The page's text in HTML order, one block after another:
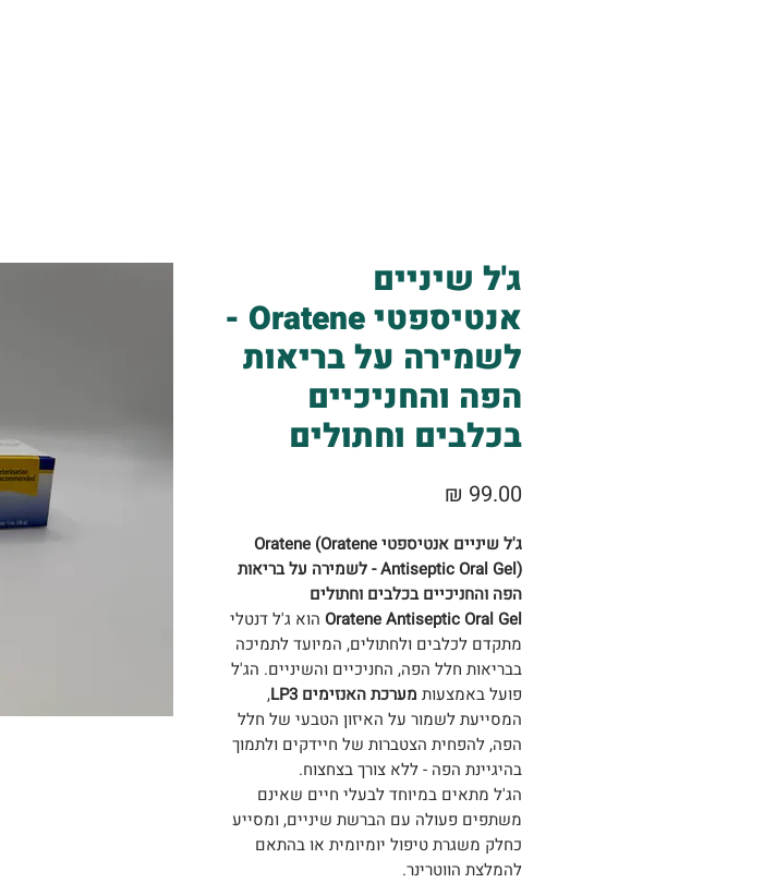
ג'ל שיניים
אנטיספטי Oratene -
לשמירה על בריאות
הפה והחניכיים
בכלבים וחתולים
ג'ל שיניים אנטיספטי Oratene (Oratene
Antiseptic Oral Gel) - לשמירה על בריאות
הפה והחניכיים בכלבים וחתולים
Oratene Antiseptic Oral Gel הוא ג'ל דנטלי
מתקדם לכלבים ולחתולים, המיועד לתמיכה
בבריאות חלל הפה, החניכיים והשיניים. הג'ל
פועל באמצעות מערכת האנזימים LP3
,
המסייעת לשמור על האיזון הטבעי של חלל
הפה, להפחית הצטברות של חיידקים ולתמוך
בהיגיינת הפה - ללא צורך בצחצוח.
הג'ל מתאים במיוחד לבעלי חיים שאינם
משתפים פעולה עם הברשת שיניים, ומסייע
כחלק משגרת טיפול יומיומית או בהתאם
להמלצת הווטרינר.